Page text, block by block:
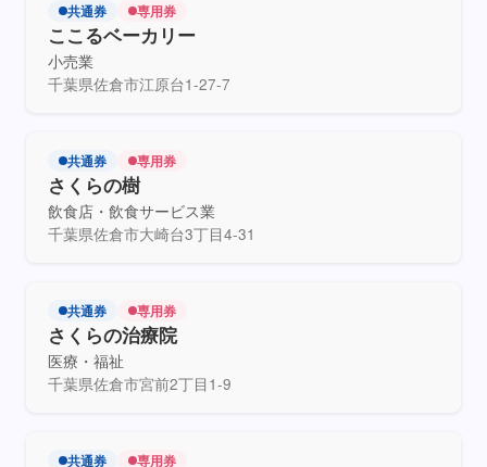
ここるベーカリー
共通券 専用券
小売業
千葉県佐倉市江原台1-27-7
さくらの樹
共通券 専用券
飲食店・飲食サービス業
千葉県佐倉市大崎台3丁目4-31
さくらの治療院
共通券 専用券
医療・福祉
千葉県佐倉市宮前2丁目1-9
共通券 専用券